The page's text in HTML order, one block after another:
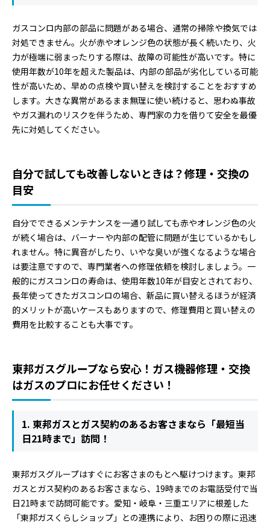
ガスコンロ内部の部品に問題がある場合、通常の掃除や換気では
対処できません。火が赤やオレンジ色の状態が長く続いたり、火
力が極端に弱まったりする際は、故障の可能性が高いです。特に
使用年数が10年を超えた製品は、内部の部品が劣化している可能
性が高いため、早めの点検や買い替えを検討することをおすすめ
します。大きな異常があるまま無理に使い続けると、思わぬ事故
やガス漏れのリスクを伴うため、専門家の力を借りて安全を最優
先に対処してください。
自分で試しても改善しないときは？修理・交換の
目安
自分でできるメンテナンスを一通り試しても赤やオレンジ色の火
が続く場合は、バーナーや内部の配管に問題が生じているかもし
れません。特に異音がしたり、いやな臭いが強くなるような場合
は要注意ですので、専門業者への修理依頼を検討しましょう。一
般的にガスコンロの寿命は、使用年数10年が目安とされており、
長年使ってきたガスコンロの場合、新品に買い替えるほうが経済
的メリットが高いケースもありますので、修理費用と買い替えの
費用を比較することも大事です。
東邦ガスグループなら安心！ガス機器修理・交換
はガスのプロにお任せください！
1. 東邦ガスとガス契約のあるお客さまなら「最短当
日21時まで」訪問！
東邦ガスグループはすぐにお客さまのもとへ駆けつけます。東邦
ガスとガス契約のあるお客さまなら、19時までのお電話受付で当
日21時まで訪問可能です。愛知・岐阜・三重エリアに根差した
「東邦ガスくらしショップ」との連携により、お困りの際に迅速